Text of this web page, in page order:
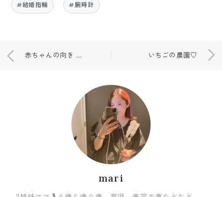
#結婚指輪 #腕時計
赤ちゃんの向き 胎動 いちごの農園♡
mari